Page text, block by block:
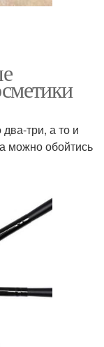
три, а то и
можно обойтись